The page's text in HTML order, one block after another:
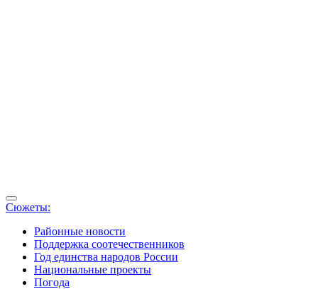
Сюжеты:
Районные новости
Поддержка соотечественников
Год единства народов России
Национальные проекты
Погода